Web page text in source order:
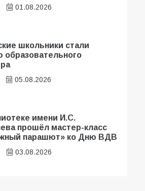
01.08.2026
школьники стали
образовательного
05.08.2026
имени И.С.
прошёл мастер-класс
парашют» ко Дню ВДВ
03.08.2026